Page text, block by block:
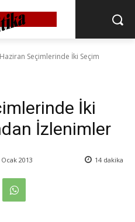
Seçimlerinde İki Seçim
İki
İzlenimler
2013 14 dakika